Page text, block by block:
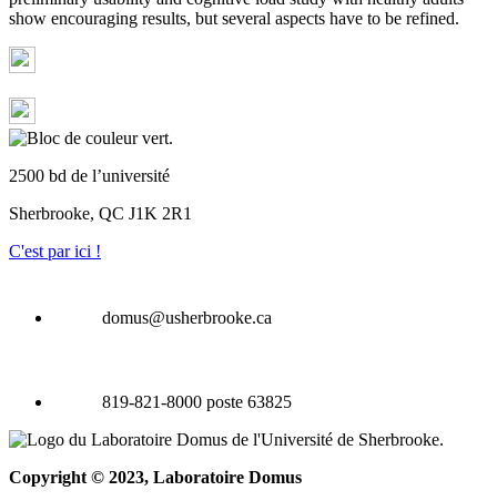
show encouraging results, but several aspects have to be refined.
2500 bd de l’université
Sherbrooke, QC J1K 2R1
C'est par ici !
domus@usherbrooke.ca
819-821-8000 poste 63825
Copyright © 2023, Laboratoire Domus